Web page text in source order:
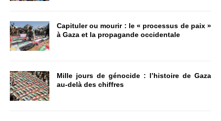
Capituler ou mourir : le « processus de paix »
à Gaza et la propagande occidentale
Mille jours de génocide : l’histoire de Gaza
au-delà des chiffres